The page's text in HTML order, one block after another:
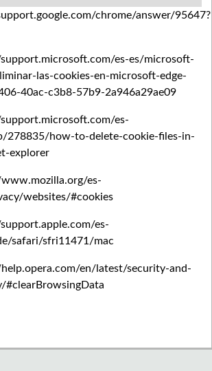
chrome/answer/95647?
es-es/microsoft-
las-cookies-en-microsoft-edge-
40ac-c3b8-57b9-2a946a29ae09
es-
278835/how-to-delete-cookie-files-in-
explorer
es-
websites/#cookies
es-
safari/sfri11471/mac
en/latest/security-and-
#clearBrowsingData